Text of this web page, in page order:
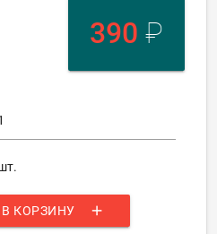
390 ₽
КОРЗИНУ add